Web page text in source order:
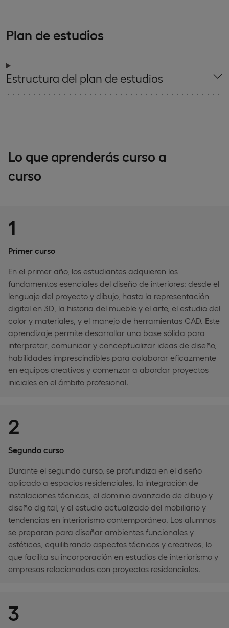
Plan de estudios
Estructura del plan de estudios
Lo que aprenderás curso a
curso
1
Primer curso
En el primer año, los estudiantes adquieren los
fundamentos esenciales del diseño de interiores: desde el
lenguaje del proyecto y dibujo, hasta la representación
digital en 3D, la historia del mueble y el arte, el estudio del
color y materiales, y el manejo de herramientas CAD. Este
aprendizaje permite desarrollar una base sólida para
interpretar, comunicar y conceptualizar ideas de diseño,
habilidades imprescindibles para colaborar eficazmente
en equipos creativos y comenzar a abordar proyectos
iniciales en el ámbito profesional.
2
Segundo curso
Durante el segundo curso, se profundiza en el diseño
aplicado a espacios residenciales, la integración de
instalaciones técnicas, el dominio avanzado de dibujo y
diseño digital, y el estudio actualizado del mobiliario y
tendencias en interiorismo contemporáneo. Los alumnos
se preparan para diseñar ambientes funcionales y
estéticos, equilibrando aspectos técnicos y creativos, lo
que facilita su incorporación en estudios de interiorismo y
empresas relacionadas con proyectos residenciales.
3